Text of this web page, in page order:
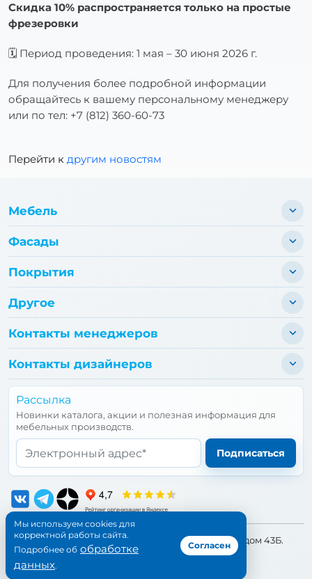
Скидка 10% распространяется только на простые
фрезеровки
🗓 Период проведения: 1 мая – 30 июня 2026 г.
Для получения более подробной информации
обращайтесь к вашему персональному менеджеру
или по тел: +7 (812) 360-60-73
Перейти к другим новостям
Мы используем cookies для
корректной работы сайта.
Подробнее об обработке
данных.
Согласен
Мебель
Фасады
Покрытия
Другое
Контакты менеджеров
Контакты дизайнеров
Рассылка
Новинки каталога, акции и полезная информация для
мебельных производств.
Email* Подписаться
📍 Адрес: Санкт-Петербург, улица Бухарестская, дом 43Б.
©1997-2026Петропрофиль. Все права защищены.